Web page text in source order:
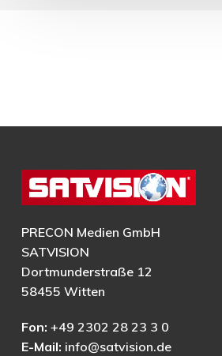
PRECON Medien GmbH
SATVISION
Dortmunderstraße 12
58455 Witten
Fon: +49 2302 28 23 3 0
E-Mail: info@satvision.de